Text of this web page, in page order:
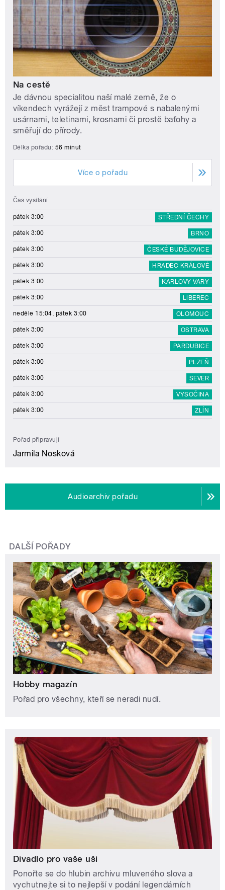
Na cestě
Je dávnou specialitou naší malé země, že o
víkendech vyrážejí z měst trampové s nabalenými
usárnami, teletinami, krosnami či prostě baťohy a
směřují do přírody.
Délka pořadu: 56 minut
Více o pořadu
Čas vysílání
pátek 3:00 STŘEDNÍ ČECHY
pátek 3:00 BRNO
pátek 3:00 ČESKÉ BUDĚJOVICE
pátek 3:00 HRADEC KRÁLOVÉ
pátek 3:00 KARLOVY VARY
pátek 3:00 LIBEREC
neděle 15:04, pátek 3:00 OLOMOUC
pátek 3:00 OSTRAVA
pátek 3:00 PARDUBICE
pátek 3:00 PLZEŇ
pátek 3:00 SEVER
pátek 3:00 VYSOČINA
pátek 3:00 ZLÍN
Pořad připravují
Jarmila Nosková
Audioarchiv pořadu
DALŠÍ POŘADY
Hobby magazín
Pořad pro všechny, kteří se neradi nudí.
Divadlo pro vaše uši
Ponořte se do hlubin archivu mluveného slova a
vychutnejte si to nejlepší v podání legendárních